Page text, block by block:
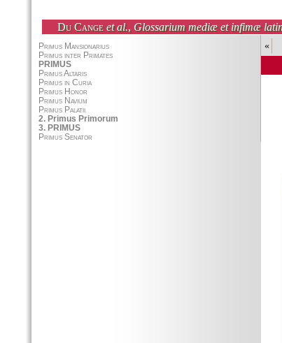
Du Cange et al., Glossarium mediæ et infimæ
«